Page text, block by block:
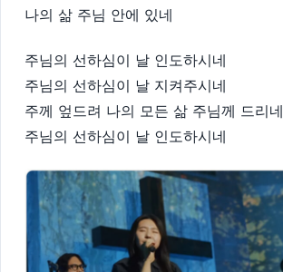
나의 삶 주님 안에 있네
주님의 선하심이 날 인도하시네
주님의 선하심이 날 지켜주시네
주께 엎드려 나의 모든 삶 주님께 드리네
주님의 선하심이 날 인도하시네